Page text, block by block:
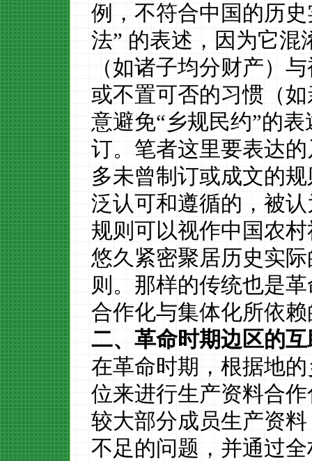
例，不符合中国的历史
法”的表述，因为它混
（如诸子均分财产）
或不置可否的习惯（
意避免“乡规民约”的表
订。笔者这里要表达
多未曾制订或成文的
泛认可和遵循的，被
规则可以视作中国农
悠久紧密聚居历史实
则。那样的传统也是革
合作化与集体化所依赖
二、革命时期边区的
在革命时期，根据地
位来进行生产资料合
较大部分成员生产资
不足的问题，并通过